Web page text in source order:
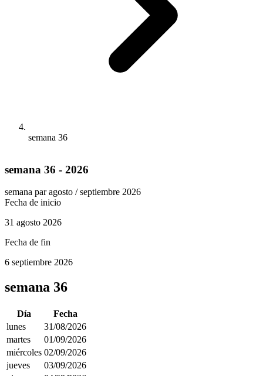
semana 36
semana 36 - 2026
semana paragosto / septiembre 2026
Fecha de inicio
31 agosto 2026
Fecha de fin
6 septiembre 2026
semana 36
Día
Fecha
lunes
31/08/2026
martes
01/09/2026
miércoles 02/09/2026
jueves
03/09/2026